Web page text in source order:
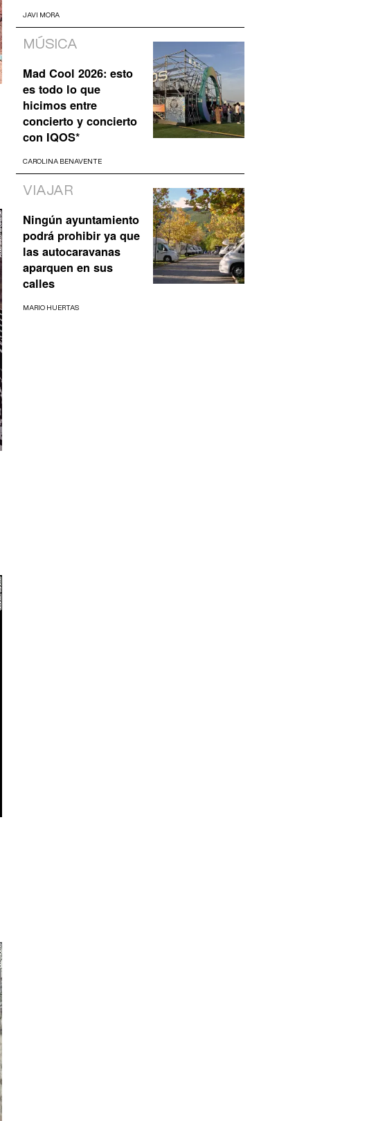
JAVI MORA
MÚSICA
Mad Cool 2026: esto
es todo lo que
hicimos entre
concierto y concierto
con IQOS*
CAROLINA BENAVENTE
VIAJAR
Ningún ayuntamiento
podrá prohibir ya que
las autocaravanas
aparquen en sus
calles
MARIO HUERTAS